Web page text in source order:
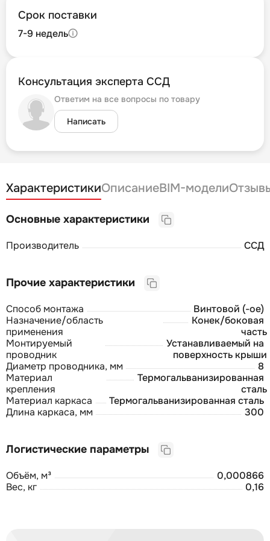
Срок поставки
7-9 недель
Консультация эксперта ССД
Ответим на все вопросы по товару
Написать
ХарактеристикиОписаниеBIM-модели
Основные характеристики
Производитель ССД
Прочие характеристики
Способ монтажа
Винтовой (-ое)
Назначение/область
применения
Конек/боковая
часть
Монтируемый
проводник
Устанавливаемый на
поверхность крыши
Диаметр проводника, мм
8
Материал
крепления
Термогальванизированная
сталь
Материал каркаса
Термогальванизированная сталь
Длина каркаса, мм
300
Логистические параметры
Объём, м³
0,000866
Вес, кг
0,16